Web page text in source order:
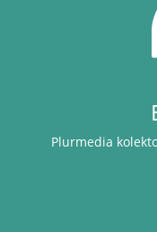
Plurmedia